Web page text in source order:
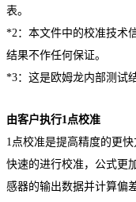
表。
*2：本文件中的校准技术
结果不作任何保证。
*3：这是欧姆龙内部测试
由客户执行1点校准
1点校准是提高精度的更快
快速的进行校准，公式更
感器的输出数据并计算偏